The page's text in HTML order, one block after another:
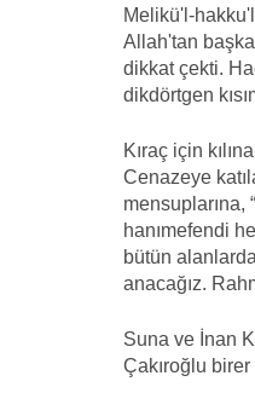
Melikü'l-
Allah'tan
dikkat çekti.
dikdörtgen
Kıraç için
Cenazeye
mensuplarına,
hanımefendi
bütün
anacağız.
Suna ve İnan
Çakıroğlu birer